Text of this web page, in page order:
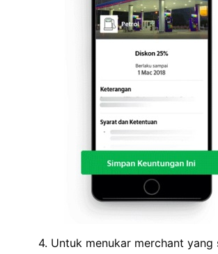
4. Untuk menukar merchant yang